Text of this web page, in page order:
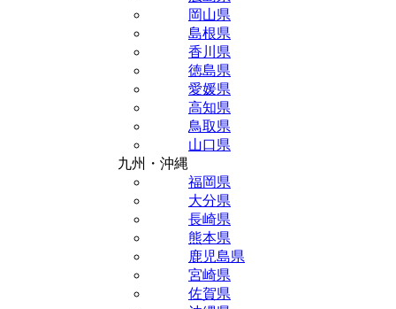
岡山県
島根県
香川県
徳島県
愛媛県
高知県
鳥取県
山口県
九州・沖縄
福岡県
大分県
長崎県
熊本県
鹿児島県
宮崎県
佐賀県